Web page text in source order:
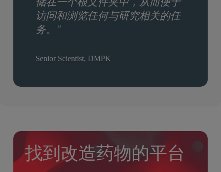
访问和浏览任何与研究相关的任
务。”
Senior Scientist, DMPK
找到改造药物的平台